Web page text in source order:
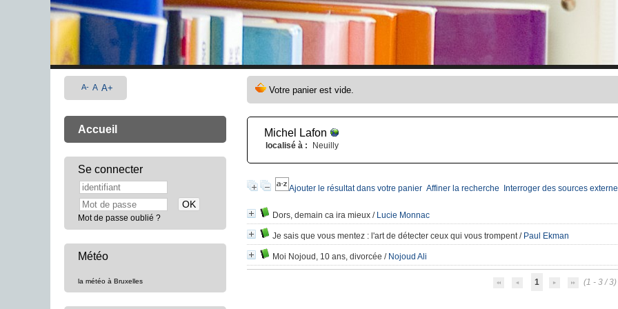
Michel Lafon
localisé à : Neuilly
Ajouter le résultat dans votre panier Affiner la recherche Interroger des sources
Dors, demain ca ira mieux/ Lucie Monnac
Je sais que vous mentez: l'art de détecter ceux qui vous trompent/ Paul Ekman
Moi Nojoud, 10 ans, divorcée / Nojoud Ali
1 (1 - 3 / 3)
A- A A+
Accueil
Se connecter
Mot de passe oublié ?
Météo
la météo à Bruxelles